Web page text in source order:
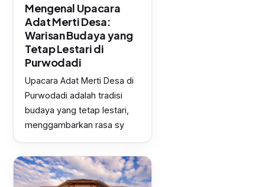
Mengenal Upacara
Adat Merti Desa:
Warisan Budaya yang
Tetap Lestari di
Purwodadi
Upacara Adat Merti Desa di
Purwodadi adalah tradisi
budaya yang tetap lestari,
menggambarkan rasa sy